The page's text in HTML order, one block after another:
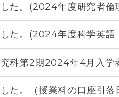
た。(2024年度研究者倫
た。(2024年度科学英語
科第2期2024年4月入学
た。（授業料の口座引落